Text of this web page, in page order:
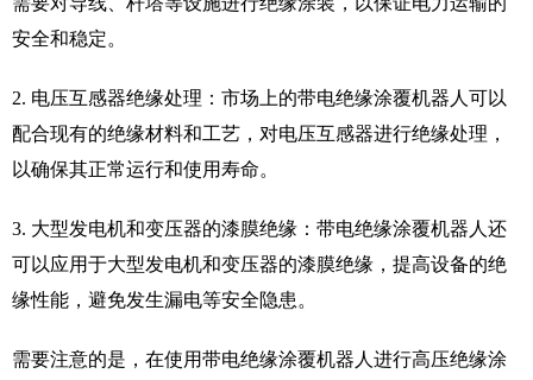
安全和稳定。
2. 电压互感器绝缘处理：市场上的带电绝缘涂覆机器人可以
配合现有的绝缘材料和工艺，对电压互感器进行绝缘处理，
以确保其正常运行和使用寿命。
3. 大型发电机和变压器的漆膜绝缘：带电绝缘涂覆机器人还
可以应用于大型发电机和变压器的漆膜绝缘，提高设备的绝
缘性能，避免发生漏电等安全隐患。
需要注意的是，在使用带电绝缘涂覆机器人进行高压绝缘涂